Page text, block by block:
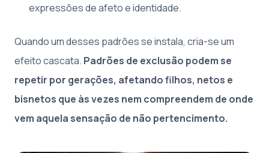
expressões de afeto e identidade.
Quando um desses padrões se instala, cria-se um
efeito cascata. Padrões de exclusão podem se
repetir por gerações, afetando filhos, netos e
bisnetos que às vezes nem compreendem de onde
vem aquela sensação de não pertencimento.